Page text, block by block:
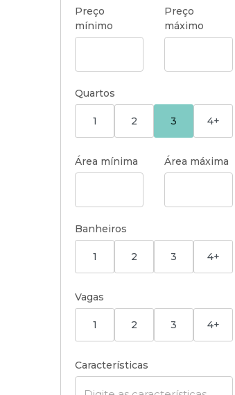
Preço
mínimo
Preço
máximo
Quartos
1 2 3 4+
Área mínima Área máxima
Banheiros
1 2 3 4+
Vagas
1 2 3 4+
Características